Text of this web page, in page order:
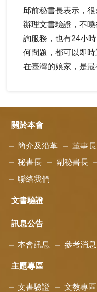
邱前秘書長表示，
辦理文書驗證，不
詢服務，也有24小
何問題，都可以即
在臺灣的娘家，是最
關於本會
簡介及沿革 董事長
秘書長 副秘書長
聯絡我們
文書驗證
訊息公告
本會訊息 參考消息
主題專區
文書驗證 文教專區